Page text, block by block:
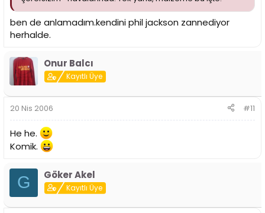
ben de anlamadım.kendini phil jackson zannediyor
herhalde.
Onur Balcı
Kayıtlı Üye
20 Nis 2006 #11
He he.
Komik.
G Göker Akel
Kayıtlı Üye